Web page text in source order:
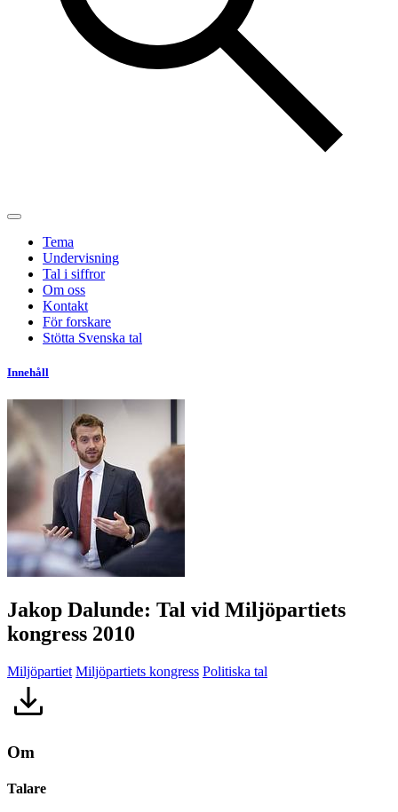
Tema
Undervisning
Tal i siffror
Om oss
Kontakt
För forskare
Stötta Svenska tal
Innehåll
Jakop Dalunde: Tal vid Miljöpartiets
kongress 2010
Miljöpartiet Miljöpartiets kongress Politiska tal
Om
Talare